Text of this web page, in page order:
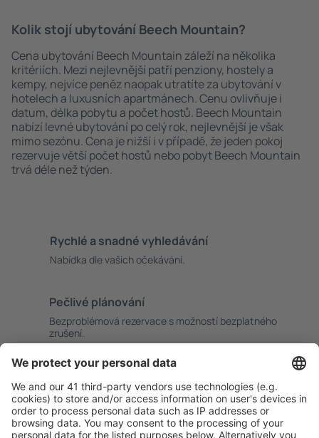
Kolik stojí ubytování Beech Mountain?
Cena ubytování Beech Mountain záleží na několika
kritériích. Mezi nejlevnější patří penziony, hostely a
kempy, nejvíce peněz naopak utratíte za ubytování v
hotelech a luxusních apartmánech. Cenu ovlivňuje i
datum, délka pobytu a počet hostů. Beech Mountain
nabízí levné ubytování po celý rok, nejlevnější je však
mimo sezónu. Cena je nižší i v případě, že jeden pokoj
rezervuje větší počet hostů nebo pobyt Beech Mountain
trvá déle než týden.
Rychlé a snadné vyhledávání
Nabídka dle vašich očekávání.
Pečlivé plánování
Bezproblémová rezervace s možností bezplatného
zrušení.
S námi ušetříte
Atraktivní ceny a speciální nabídky pro přihlášené
uživatele.